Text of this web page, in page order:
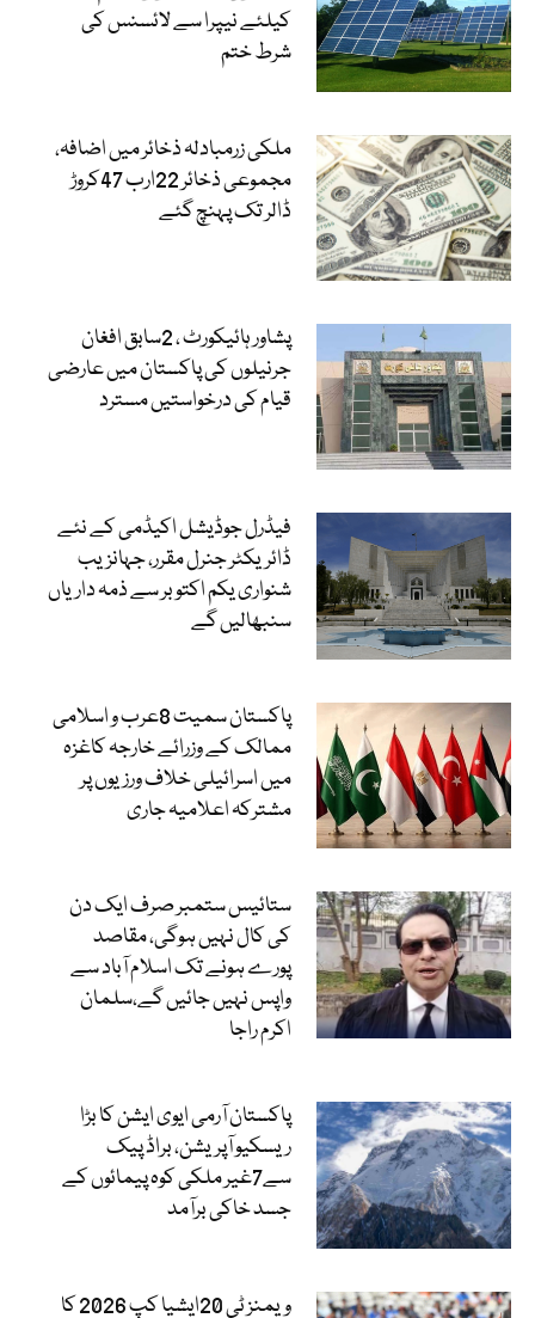
کیلئے نیپرا سے لائسنس کی
شرط ختم
ملکی زرمبادلہ ذخائر میں اضافہ،
مجموعی ذخائر 22ارب 47کروڑ
ڈالر تک پہنچ گئے
پشاور ہائیکورٹ ، 2سابق افغان
جرنیلوں کی پاکستان میں عارضی
قیام کی درخواستیں مسترد
فیڈرل جوڈیشل اکیڈمی کے نئے
ڈائریکٹر جنرل مقرر، جہانزیب
شنواری یکم اکتوبر سے ذمہ داریاں
سنبھالیں گے
پاکستان سمیت 8عرب و اسلامی
ممالک کے وزرائے خارجہ کاغزہ
میں اسرائیلی خلاف ورزیوں پر
مشترکہ اعلامیہ جاری
ستائیس ستمبر صرف ایک دن
کی کال نہیں ہوگی، مقاصد
پورے ہونے تک اسلام آباد سے
واپس نہیں جائیں گے،سلمان
اکرم راجا
پاکستان آرمی ایوی ایشن کا بڑا
ریسکیو آپریشن، براڈ پیک
سے7غیر ملکی کوہ پیمائوں کے
جسد خاکی برآمد
ویمنز ٹی 20ایشیا کپ 2026 کا